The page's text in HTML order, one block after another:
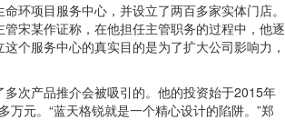
项目服务中心，并设立了两百多家实体门店。
宋某作证称，在他担任主管职务的过程中，他逐
个服务中心的真实目的是为了扩大公司影响力，
次产品推介会被吸引的。他的投资始于2015年
万元。“蓝天格锐就是一个精心设计的陷阱。”郑